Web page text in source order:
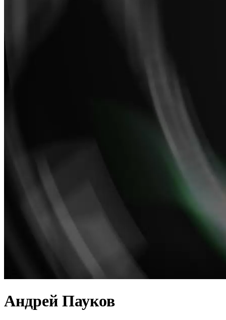
Андрей Пауков